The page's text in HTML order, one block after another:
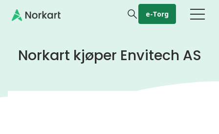
e-Torg
Norkart kjøper Envitech AS